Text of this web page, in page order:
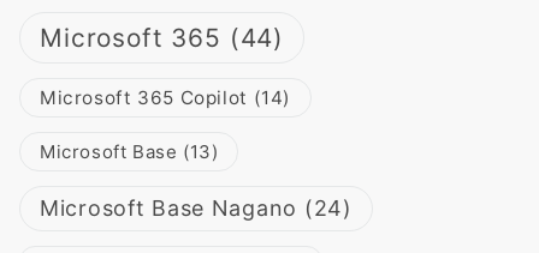
Microsoft 365 (44)
Microsoft 365 Copilot (14)
Microsoft Base (13)
Microsoft Base Nagano (24)